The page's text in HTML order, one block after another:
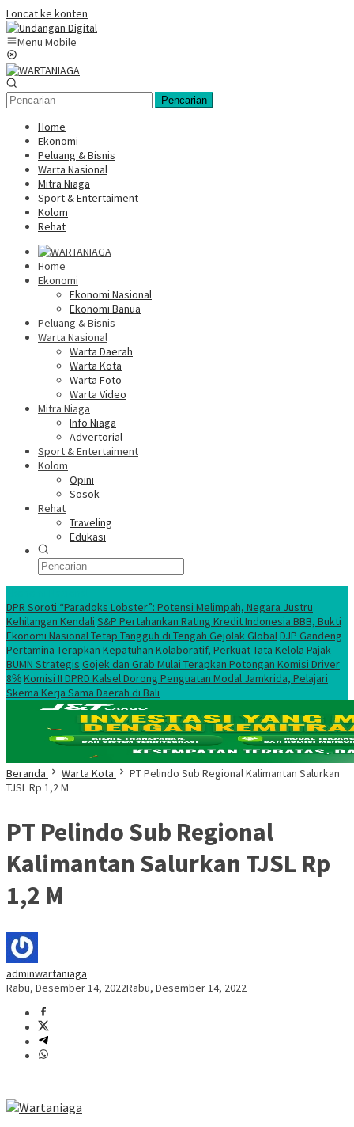
Loncat ke konten
Menu Mobile
Pencarian
Home
Ekonomi
Peluang & Bisnis
Warta Nasional
Mitra Niaga
Sport & Entertaiment
Kolom
Rehat
Home
Ekonomi
Ekonomi Nasional
Ekonomi Banua
Peluang & Bisnis
Warta Nasional
Warta Daerah
Warta Kota
Warta Foto
Warta Video
Mitra Niaga
Info Niaga
Advertorial
Sport & Entertaiment
Kolom
Opini
Sosok
Rehat
Traveling
Edukasi
DPR Soroti “Paradoks Lobster”: Potensi Melimpah, Negara Justru
Kehilangan Kendali S&P Pertahankan Rating Kredit Indonesia BBB, Bukti
Ekonomi Nasional Tetap Tangguh di Tengah Gejolak GlobalDJP Gandeng
Pertamina Terapkan Kepatuhan Kolaboratif, Perkuat Tata Kelola Pajak
BUMN Strategis Gojek dan Grab Mulai Terapkan Potongan Komisi Driver
8℅Komisi II DPRD Kalsel Dorong Penguatan Modal Jamkrida, Pelajari
Skema Kerja Sama Daerah di Bali
Beranda Warta Kota
PT Pelindo Sub Regional Kalimantan Salurkan
TJSL Rp 1,2 M
PT Pelindo Sub Regional
Kalimantan Salurkan TJSL Rp
1,2 M
adminwartaniaga
Rabu, Desember 14, 2022Rabu, Desember 14, 2022